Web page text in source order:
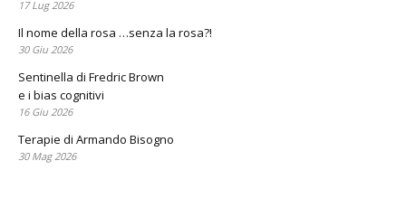
17 Lug 2026
Il nome della rosa …senza la rosa?!
30 Giu 2026
Sentinella di Fredric Brown
e i bias cognitivi
16 Giu 2026
Terapie di Armando Bisogno
30 Mag 2026